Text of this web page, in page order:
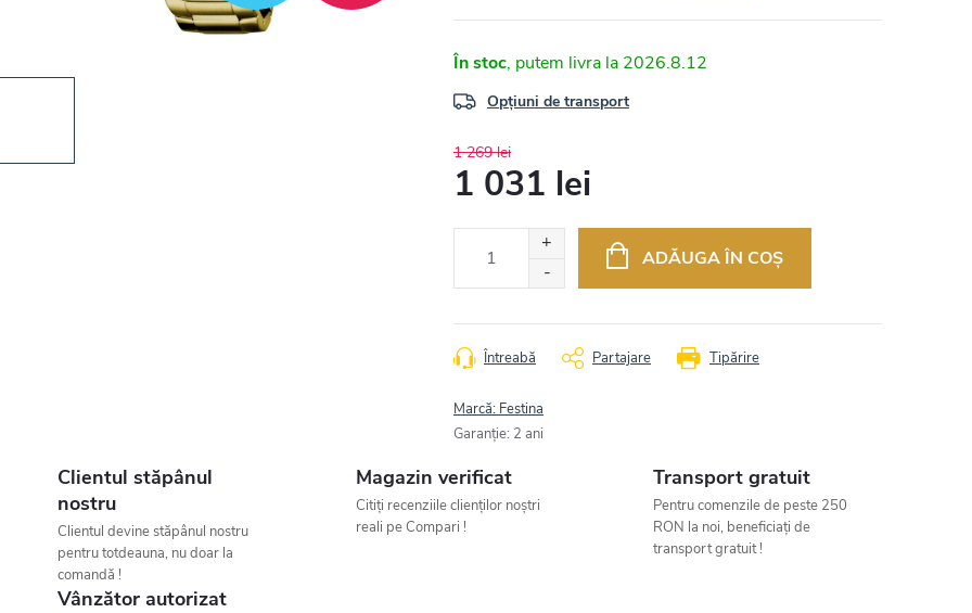
În stoc 2026.8.12
Opțiuni de transport
1 269 lei
1 031 lei
ADĂUGA ÎN COŞ
Tipărire
Întreabă Partajare
Marcă: Festina
Garanţie: 2 ani
Clientul stăpânul
nostru
Clientul devine stăpânul nostru
pentru totdeauna, nu doar la
comandă !
Magazin verificat
Citiți recenziile clienților noștri
reali pe Compari !
Transport gratuit
Pentru comenzile de peste 250
RON la noi, beneficiați de
transport gratuit !
Vânzător autorizat